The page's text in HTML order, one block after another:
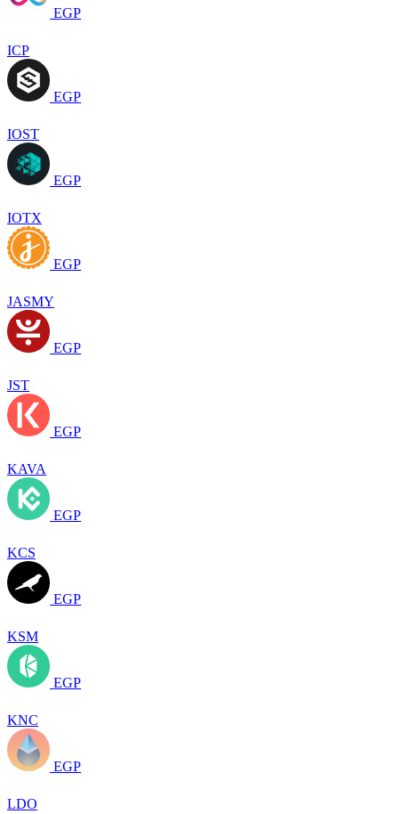
EGP
ICP
EGP
IOST
EGP
IOTX
EGP
JASMY
EGP
JST
EGP
KAVA
EGP
KCS
EGP
KSM
EGP
KNC
EGP
LDO